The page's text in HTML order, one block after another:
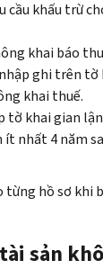
cầu khấu trừ
khai báo
ghi trên tờ
khai thuế.
tờ khai gian
nhất 4 năm
từng hồ sơ khi
sản